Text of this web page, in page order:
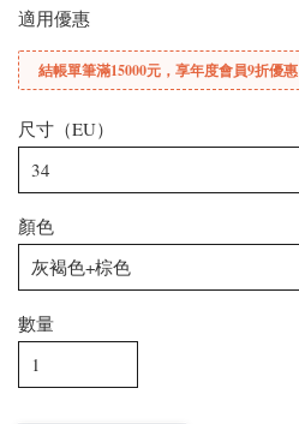
適用優惠
結帳單筆滿15000元，享年度會員9折優惠
尺寸（EU）
顏色
數量